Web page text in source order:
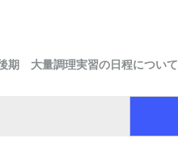
期 大量調理実習の日程について